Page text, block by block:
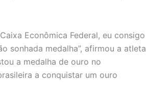
Econômica Federal, eu consigo
sonhada medalha”, afirmou a atleta
a medalha de ouro no
a conquistar um ouro